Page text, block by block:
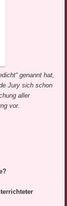
“ genannt hat,
Jury sich schon
aller
vor.